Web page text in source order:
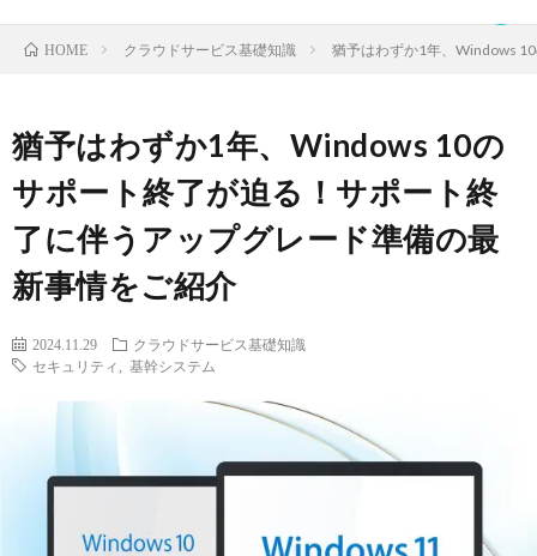
HOME クラウドサービス基礎知識 猶予はわずか1年、Windows
猶予はわずか1年、Windows 10の
サポート終了が迫る！サポート終
了に伴うアップグレード準備の最
新事情をご紹介
2024.11.29
クラウドサービス基礎知識
セキュリティ
基幹システム